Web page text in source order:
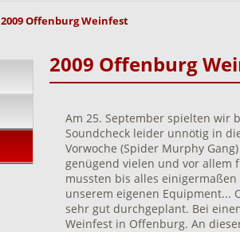
2009 Offenburg Weinfest
2009 Offenburg
Am 25. September spielten wir
Soundcheck leider unnötig in
Vorwoche (Spider Murphy
genügend vielen und vor allem
mussten bis alles
unserem eigenen Equipment...
sehr gut durchgeplant. Bei
Weinfest in Offenburg. An